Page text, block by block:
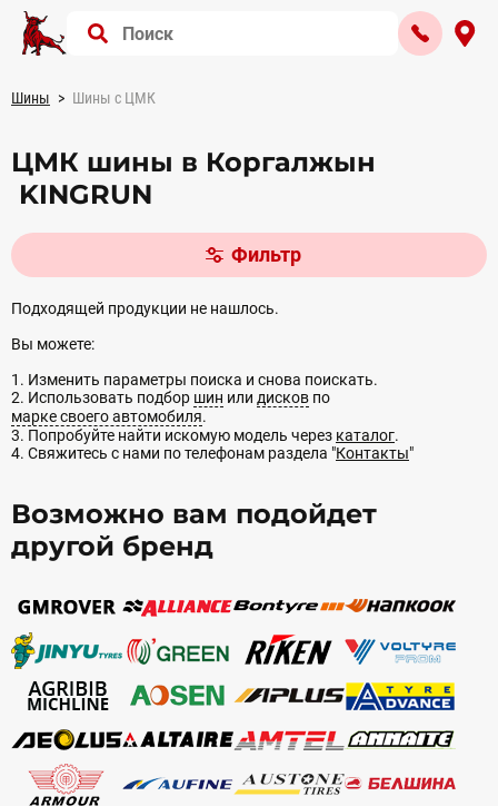
Шины Шины с ЦМК
ЦМК шины в Коргалжын
KINGRUN
Фильтр
Подходящей продукции не нашлось.
Вы можете:
1. Изменить параметры поиска и снова поискать.
2. Использовать подбор шин или дисков по
марке своего автомобиля.
3. Попробуйте найти искомую модель через каталог.
4. Свяжитесь с нами по телефонам раздела "Контакты"
Возможно вам подойдет
другой бренд